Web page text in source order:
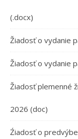
(.docx)
Žiadosť o vydanie
Žiadosť o vydanie
Žiadosť plemenné
2026 (doc)
Źiadosť o